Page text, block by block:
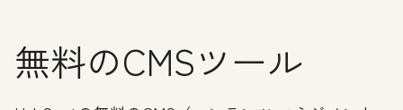
無料のCMSツール